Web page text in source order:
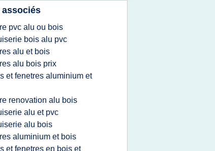
associés
pvc alu ou bois
bois alu pvc
alu et bois
alu bois prix
et fenetres aluminium et
renovation alu bois
alu et pvc
alu bois
aluminium et bois
et fenetres en bois et